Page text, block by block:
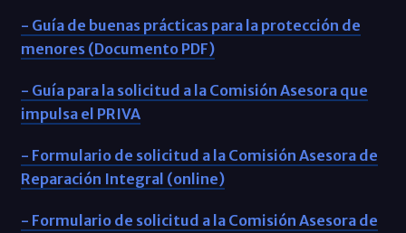
- Guía de buenas prácticas para la protección de
menores (Documento PDF)
- Guía para la solicitud a la Comisión Asesora que
impulsa el PRIVA
- Formulario de solicitud a la Comisión Asesora de
Reparación Integral (online)
- Formulario de solicitud a la Comisión Asesora de